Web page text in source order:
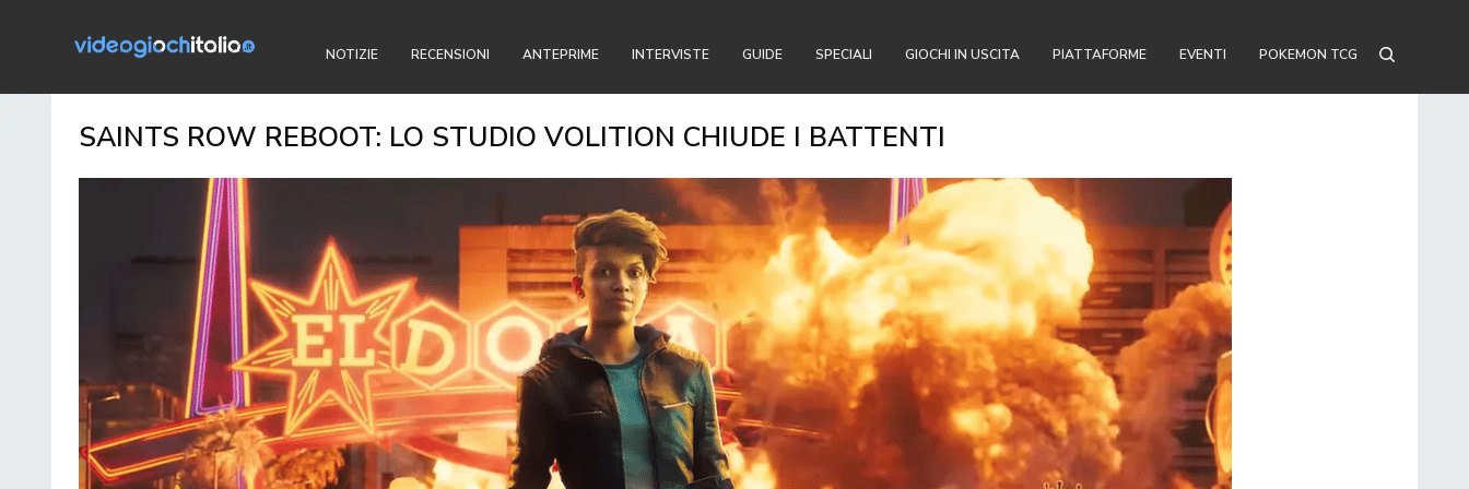
NOTIZIE RECENSIONI ANTEPRIME INTERVISTE GUIDE SPECIALI GIOCHI IN USCITA PIATTAFORME EVENTI POKEMON TCG
SAINTS ROW REBOOT: LO STUDIO VOLITION CHIUDE I BATTENTI